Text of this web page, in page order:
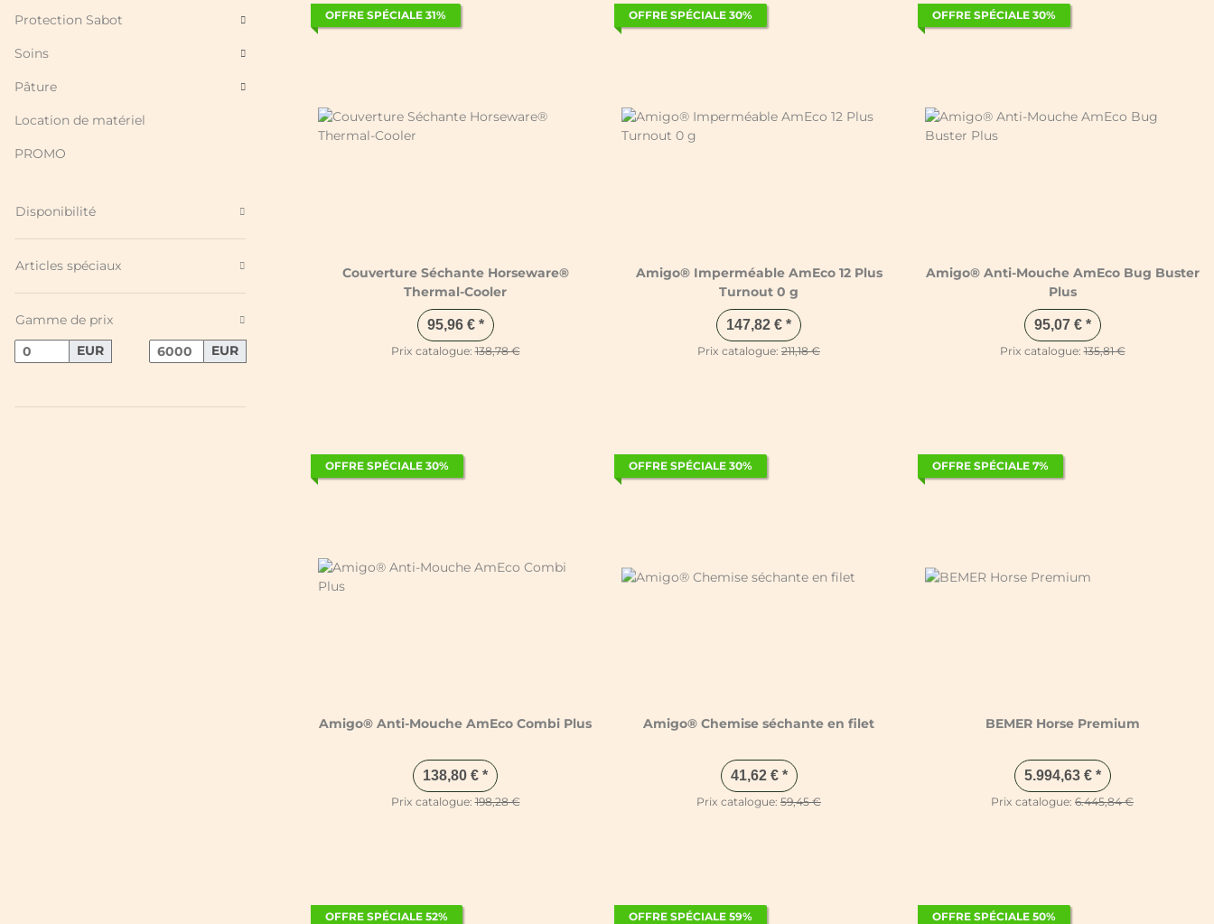
OFFRE SPÉCIALE 31%
Couverture Séchante Horseware®
Thermal-Cooler
95,96 € *
Prix catalogue:138,78 €
OFFRE SPÉCIALE 30%
Amigo® Imperméable AmEco 12 Plus
Turnout 0 g
147,82 € *
Prix catalogue: 211,18 €
OFFRE SPÉCIALE 30%
Amigo® Anti-Mouche AmEco Bug Buster
Plus
95,07 € *
Prix catalogue:135,81 €
OFFRE SPÉCIALE 30%
Amigo® Anti-Mouche AmEco Combi Plus
138,80 € *
Prix catalogue:198,28 €
OFFRE SPÉCIALE 30%
Amigo® Chemise séchante en filet
41,62 € *
Prix catalogue: 59,45 €
OFFRE SPÉCIALE 7%
BEMER Horse Premium
5.994,63 € *
Prix catalogue: 6.445,84 €
OFFRE SPÉCIALE 52% OFFRE SPÉCIALE 59% OFFRE SPÉCIALE 50%
Protection Sabot
Soins
Pâture
Location de matériel
PROMO
Disponibilité
Articles spéciaux
Gamme de prix
EUR
EUR